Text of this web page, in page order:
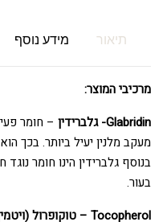
תיאור מידע נוסף
מרכיבי המוצר:
Glabridin- גלברידין
– חומר
מעקב מלנין יעיל ביותר. בכך
בנוסף גלברידין הינו חומר
בעור.
Tocopherol – טוקופרול (ויטמין E)